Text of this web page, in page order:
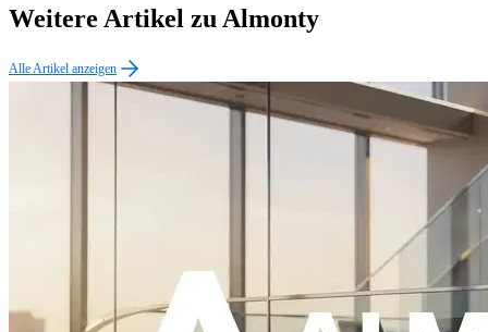
Weitere Artikel zu Almonty
Alle Artikel anzeigen